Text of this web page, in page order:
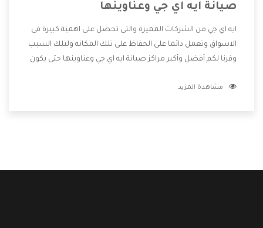
صيانة ايه اي جي وعناوينها
ايه اي جي من الشركات المميزة والتى تحصل على اهمية كبيرة فى
الاسواق وتعمل دائما على الحفاظ على تلك المكانه ولتلك السبب
وفرنا لكم أفضل وأكبر مراكز صيانة ايه اي جي وعناوينها حتى يكون
دون اى ازعاج كما أننا نهتم بكل ما يحتاجه المستهلك لكى نحافظ
مشاهدة المزيد